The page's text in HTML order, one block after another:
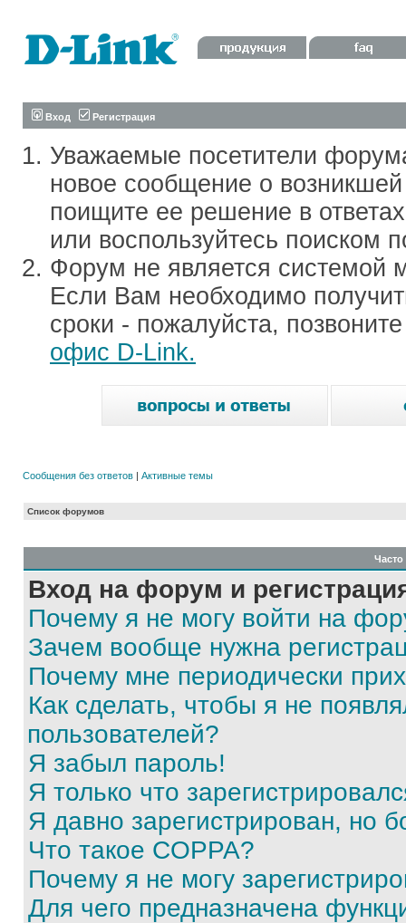
Вход Регистрация
Уважаемые посетители
новое сообщение о
поищите ее решение в
или воспользуйтесь поиском
Форум не является системой
Если Вам необходимо
сроки - пожалуйста,
офис D-Link.
Сообщения без ответов | Активные темы
Список форумов
Вход на форум и
Почему я не могу войти на
Зачем вообще нужна
Почему мне периодически
Как сделать, чтобы я не
пользователей?
Я забыл пароль!
Я только что
Я давно зарегистрирован, но
Что такое COPPA?
Почему я не могу
Для чего предназначена